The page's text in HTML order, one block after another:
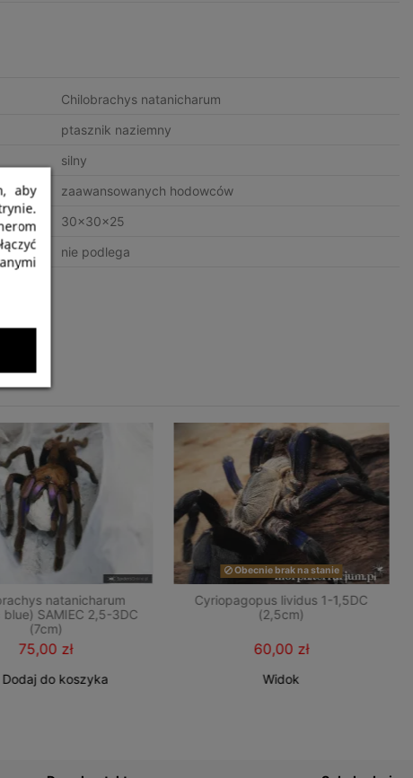
Chilobrachys natanicharum
ptasznik naziemny
silny
zaawansowanych hodowców
30x30x25
nie podlega
natanicharum
SAMIEC 2,5-3DC
(7cm)
75,00 zł
Dodaj do koszyka
Obecnie brak na stanie
Cyriopagopus lividus 1-1,5DC
(2,5cm)
60,00 zł
Widok
aby